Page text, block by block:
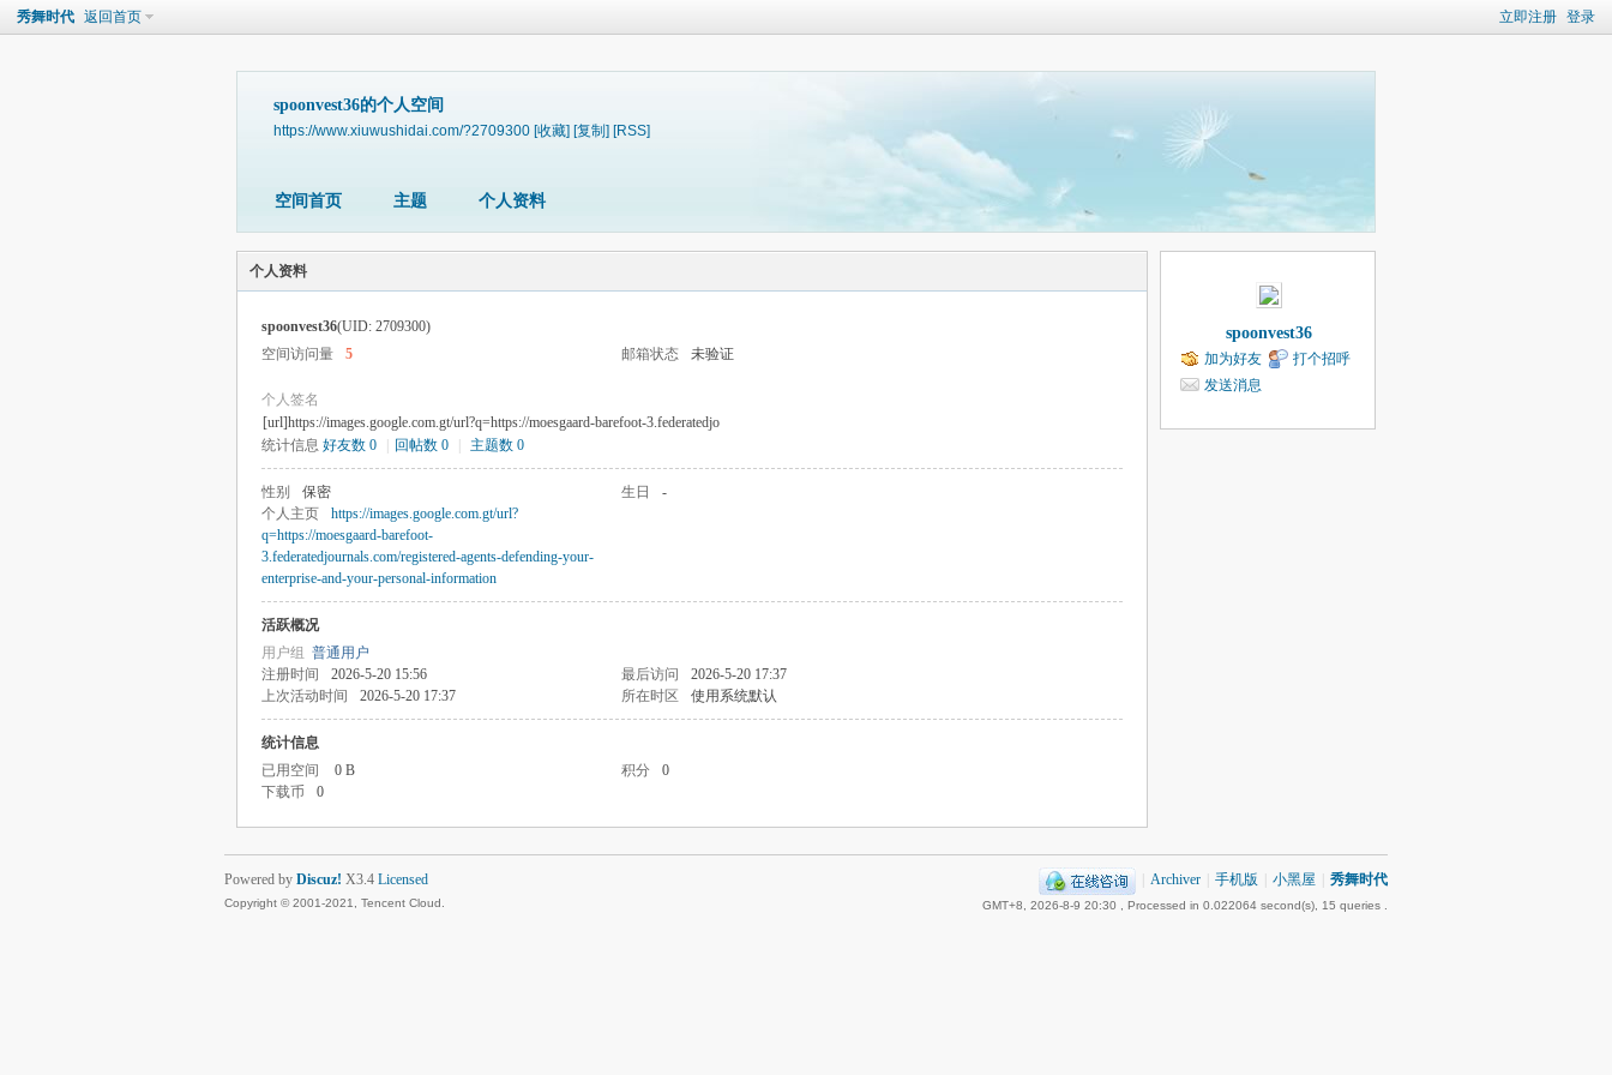
立即注册 登录
秀舞时代 返回首页
spoonvest36的个人空间
https://www.xiuwushidai.com/?2709300 [收藏] [复制] [RSS]
空间首页 主题 个人资料
个人资料
spoonvest36(UID: 2709300)
空间访问量
5 邮箱状态 未验证
个人签名
[url]https://images.google.com.gt/url?q=https://moesgaard-barefoot-3.federatedjo
统计信息 好友数 0 回帖数 0 主题数 0
性别 保密 生日
-
个人主页
https://images.google.com.gt/url?
q=https://moesgaard-barefoot-
3.federatedjournals.com/registered-agents-defending-your-
enterprise-and-your-personal-information
活跃概况
用户组 普通用户
注册时间
2026-5-20 15:56 最后访问
2026-5-20 17:37
上次活动时间
2026-5-20 17:37 所在时区 使用系统默认
统计信息
已用空间
0 B 积分
0
下载币
0
spoonvest36
加为好友
打个招呼
发送消息
Archiver 手机版 小黑屋 秀舞时代
GMT+8, 2026-8-9 20:30 , Processed in 0.022064 second(s), 15 queries .
Powered by Discuz! X3.4 Licensed
Copyright © 2001-2021, Tencent Cloud.